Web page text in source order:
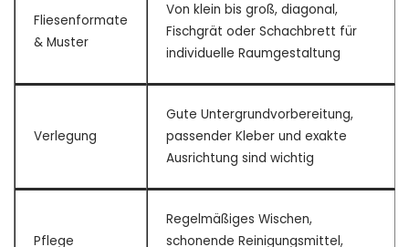
Fliesenformate
& Muster
Von klein bis groß, diagonal,
Fischgrät oder Schachbrett für
individuelle Raumgestaltung
Verlegung
Gute Untergrundvorbereitung,
passender Kleber und exakte
Ausrichtung sind wichtig
Pflege
Regelmäßiges Wischen,
schonende Reinigungsmittel,